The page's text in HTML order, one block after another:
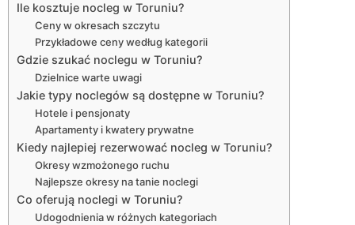
Ile kosztuje nocleg w Toruniu?
Ceny w okresach szczytu
Przykładowe ceny według kategorii
Gdzie szukać noclegu w Toruniu?
Dzielnice warte uwagi
Jakie typy noclegów są dostępne w Toruniu?
Hotele i pensjonaty
Apartamenty i kwatery prywatne
Kiedy najlepiej rezerwować nocleg w Toruniu?
Okresy wzmożonego ruchu
Najlepsze okresy na tanie noclegi
Co oferują noclegi w Toruniu?
Udogodnienia w różnych kategoriach